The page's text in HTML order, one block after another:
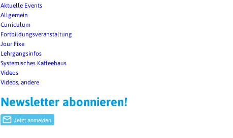
Aktuelle Events
Allgemein
Curriculum
Fortbildungsveranstaltung
Jour Fixe
Lehrgangsinfos
Systemisches Kaffeehaus
Videos
Videos, andere
Newsletter abonnieren!